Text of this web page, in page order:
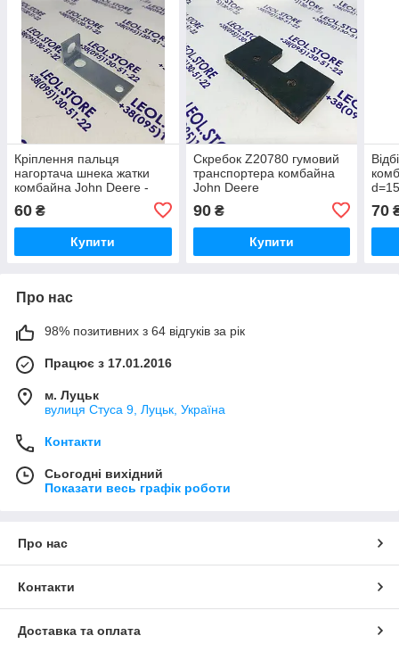
Кріплення пальця
нагортача шнека жатки
комбайна John Deere -
60 ₴
Купити
Скребок Z20780 гумовий
транспортера комбайна
John Deere
90₴
Купити
70
Про нас
98% позитивних з 64 відгуків за рік
Працює з 17.01.2016
м. Луцьк
вулиця Стуса 9, Луцьк, Україна
Контакти
Сьогодні вихідний
Показати весь графік роботи
Про нас
Контакти
Доставка та оплата